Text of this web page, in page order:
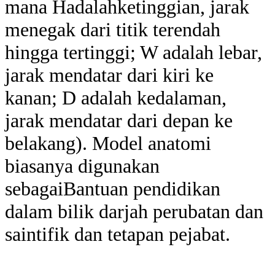
mana Hadalahketinggian, jarak
menegak dari titik terendah
hingga tertinggi; W adalah lebar,
jarak mendatar dari kiri ke
kanan; D adalah kedalaman,
jarak mendatar dari depan ke
belakang). Model anatomi
biasanya digunakan
sebagaiBantuan pendidikan
dalam bilik darjah perubatan dan
saintifik dan tetapan pejabat.